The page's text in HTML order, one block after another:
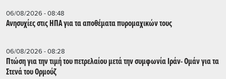
06/08/2026 - 08:48
Ανησυχίες στις ΗΠΑ για τα αποθέματα πυρομαχικών τους
06/08/2026 - 08:28
Πτώση για την τιμή του πετρελαίου μετά την συμφωνία Ιράν- Ομάν για τα
Στενά του Ορμούζ